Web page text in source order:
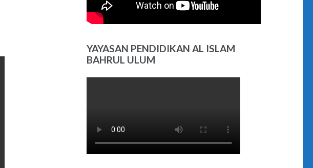
YAYASAN PENDIDIKAN AL ISLAM
BAHRUL ULUM